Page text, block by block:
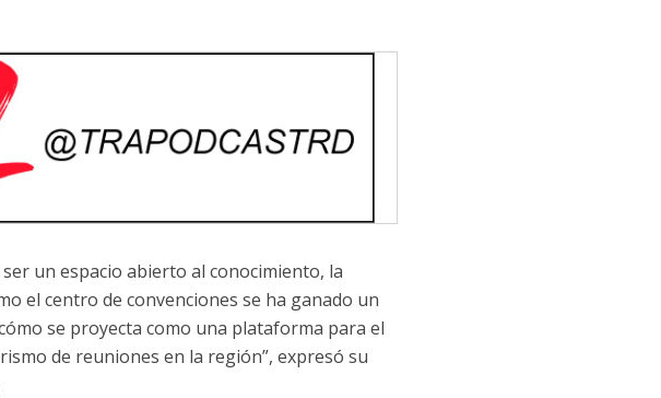
un espacio abierto al conocimiento, la
el centro de convenciones se ha ganado un
se proyecta como una plataforma para el
de reuniones en la región”, expresó su